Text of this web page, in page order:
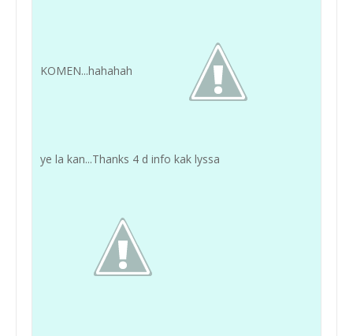
KOMEN...hahahah
ye la kan...Thanks 4 d info kak lyssa